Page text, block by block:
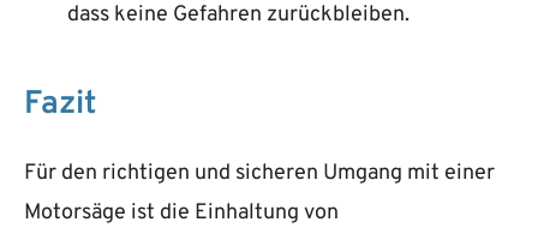
dass keine Gefahren zurückbleiben.
Fazit
Für den richtigen und sicheren Umgang mit einer
Motorsäge ist die Einhaltung von